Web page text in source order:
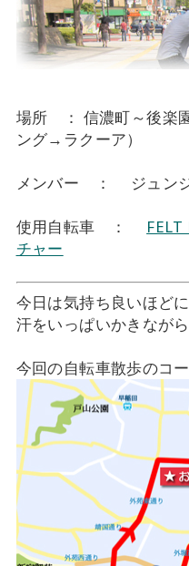
場所 ： 信濃町～後楽
ング→ラクーア）
メンバー ： ジュンジ
使用自転車 ： FELT
チャー
今日は気持ち良いほど
汗をいっぱいかきなが
今回の自転車散歩のコ